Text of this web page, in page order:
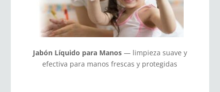
Jabón Líquido para Manos— limpieza suave y
efectiva para manos frescas y protegidas